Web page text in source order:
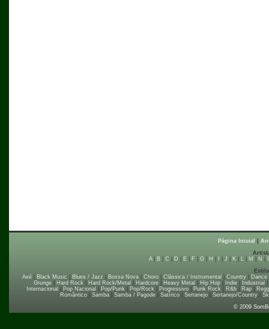
Página Inicial
A| B| C D E| F G| H J K| L| M N
Axé
Black Music Blues / Jazz Bossa Nova Choro Clássica / Instrumental Country Dance
Grunge| Hard Rock| Hard Rock/Metal Hardcore| Heavy Metal Hip Hop| Indie| Industrial
Internacional
Pop Nacional Pop/Punk| Pop/Rock| Progressivo| Punk Rock| R&b| Rap|
Romântico| Samba| Samba / Pagode| Satírico| Sertanejo| Sertanejo/Country|
© 2009